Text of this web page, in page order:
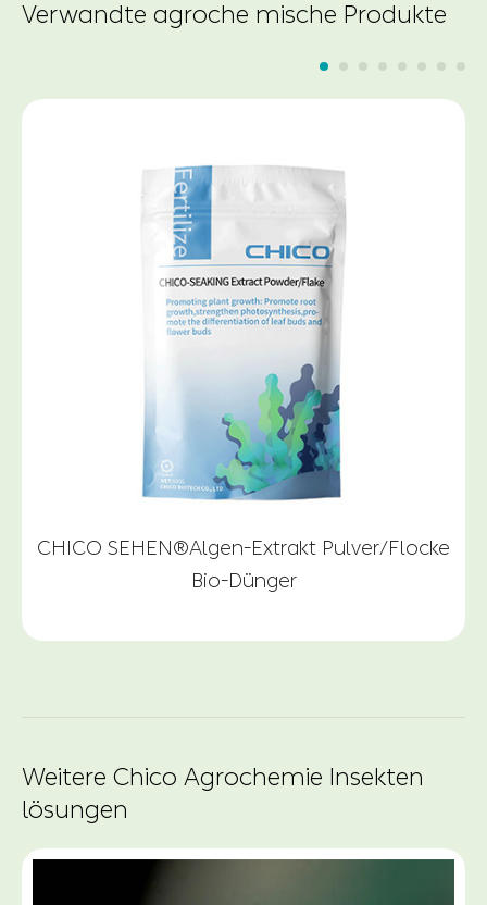
Verwandte agroche mische Produkte
CHICO SEHEN®Algen-Extrakt Pulver/Flocke
Bio-Dünger
Weitere Chico Agrochemie Insekten
lösungen